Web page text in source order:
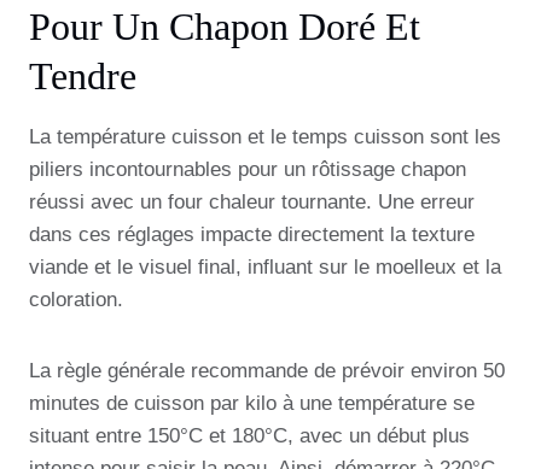
Pour Un Chapon Doré Et
Tendre
La température cuisson et le temps cuisson sont les
piliers incontournables pour un rôtissage chapon
réussi avec un four chaleur tournante. Une erreur
dans ces réglages impacte directement la texture
viande et le visuel final, influant sur le moelleux et la
coloration.
La règle générale recommande de prévoir environ 50
minutes de cuisson par kilo à une température se
situant entre 150°C et 180°C, avec un début plus